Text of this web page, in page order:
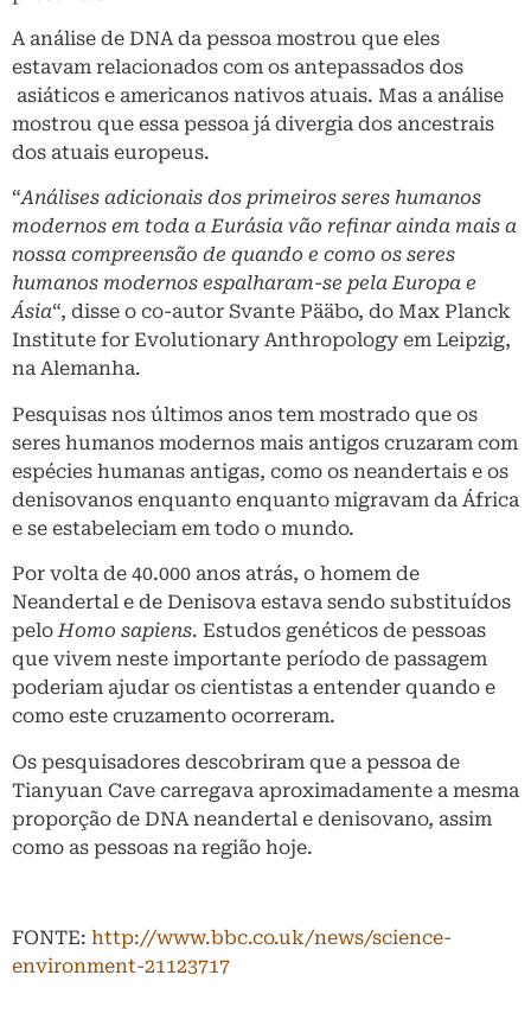
A análise de DNA da pessoa mostrou que eles
estavam relacionados com os antepassados ​​dos
asiáticos e americanos nativos atuais. Mas a análise
mostrou que essa pessoa já divergia dos ancestrais
dos atuais europeus.
“Análises adicionais dos primeiros seres humanos
modernos em toda a Eurásia vão refinar ainda mais a
nossa compreensão de quando e como os seres
humanos modernos espalharam-se pela Europa e
Ásia“, disse o co-autor Svante Pääbo, do Max Planck
Institute for Evolutionary Anthropology em Leipzig,
na Alemanha.
Pesquisas nos últimos anos tem mostrado que os
seres humanos modernos mais antigos cruzaram com
espécies humanas antigas, como os neandertais e os
denisovanos enquanto enquanto migravam da África
e se estabeleciam em todo o mundo.
Por volta de 40.000 anos atrás, o homem de
Neandertal e de Denisova estava sendo substituídos
peloHomo sapiens. Estudos genéticos de pessoas
que vivem neste importante período de passagem
poderiam ajudar os cientistas a entender quando e
como este cruzamento ocorreram.
Os pesquisadores descobriram que a pessoa de
Tianyuan Cave carregava aproximadamente a mesma
proporção de DNA neandertal e denisovano, assim
como as pessoas na região hoje.
FONTE: http://www.bbc.co.uk/news/science-
environment-21123717